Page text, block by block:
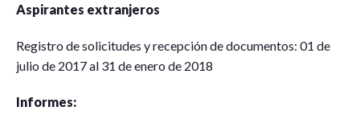
Aspirantes extranjeros
Registro de solicitudes y recepción de documentos: 01 de
julio de 2017 al 31 de enero de 2018
Informes: